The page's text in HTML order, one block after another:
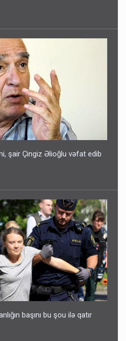
şair Çingiz Əlioğlu vəfat edib
başını bu şou ilə qatır